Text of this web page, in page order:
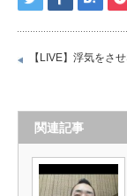
【LIVE】浮気をさ
関連記事